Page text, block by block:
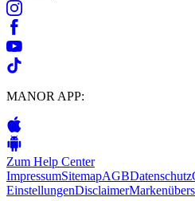
MANOR APP:
Zum Help Center
ImpressumSitemapAGBDatenschutz
EinstellungenDisclaimer